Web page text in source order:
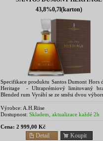
43,8%0,7l(karton)
Specifikace produktu Santos Dumont Hors
Heritage - Ultraprémiový limitovaný
Blended rum Vyrábí se ze směsi dvou
kvalitních rumů, které pocházejí z
Výrobce: A.H.Riise
Dostupnost: Skladem, aktualizace každé 2h
Cena: 2 999,00 Kč
Koupit
Detail